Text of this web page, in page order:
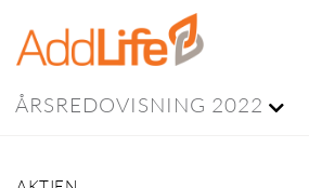
ÅRSREDOVISNING 2022